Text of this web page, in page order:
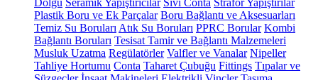
Dolgu Seramik Yapıştırıcılar Sıvı Conta Strafor Yapıştırılar
Plastik Boru ve Ek Parçalar Boru Bağlantı ve Aksesuarları
Temiz Su Boruları Atık Su Boruları PPRC Borular Kombi
Bağlantı Boruları Tesisat Tamir ve Bağlantı Malzemeleri
Musluk Uzatma Regülatörler Valfler ve Vanalar Nipeller
Tahliye Hortumu Conta Taharet Çubuğu Fittings Tıpalar ve